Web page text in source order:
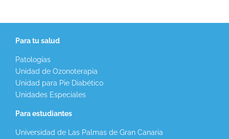
Para tu salud
Patologías
Unidad de Ozonoterapia
Unidad para Pie Diabético
Unidades Especiales
Para estudiantes
Universidad de Las Palmas de Gran Canaria